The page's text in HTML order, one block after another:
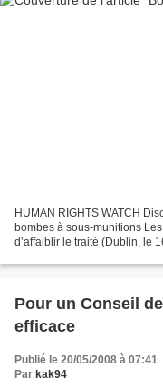
HUMAN RIGHTS WATCH
bombes à sous-munitions
d’affaiblir le traité (Dublin, le
Pour un Conseil
efficace
Publié le 20/05/2008 à 07:41
Par kak94